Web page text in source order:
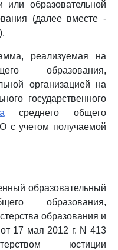
или образовательной
(далее вместе -
реализуемая на
образования,
организацией на
государственного
среднего общего
с учетом получаемой
образовательный
образования,
образования и
17 мая 2012 г. N 413
юстиции